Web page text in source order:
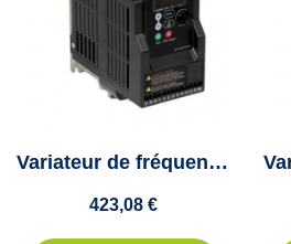
Variateur de fréquence Teco - 0.75Kw - triphasé - 2.3A - E510-401-H3F
423,08 €